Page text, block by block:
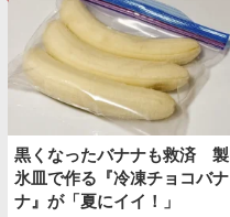
黒くなったバナナも救済 製
氷皿で作る『冷凍チョコバナ
ナ』が「夏にイイ！」